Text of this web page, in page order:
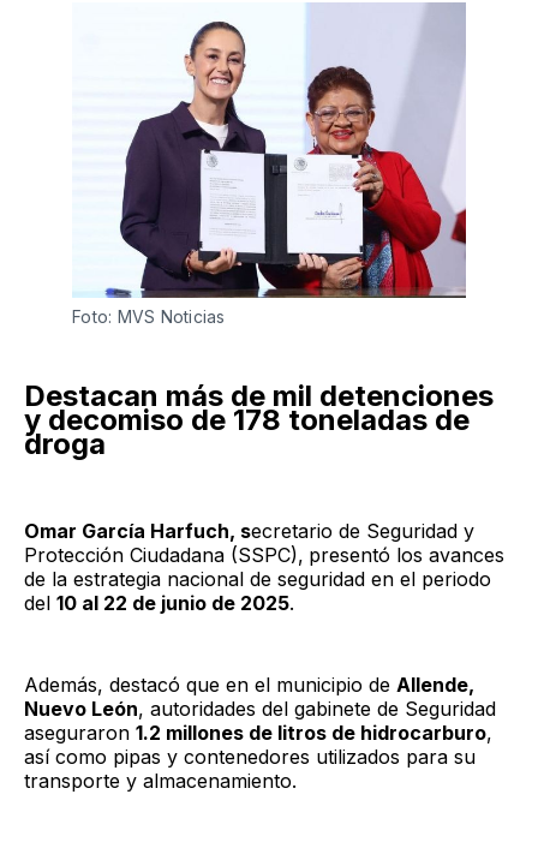
Foto: MVS Noticias
Destacan más de mil detenciones
y decomiso de 178 toneladas de
droga
Omar García Harfuch, secretario de Seguridad y
Protección Ciudadana (SSPC), presentó los avances
de la estrategia nacional de seguridad en el periodo
del 10 al 22 de junio de 2025.
Además, destacó que en el municipio de Allende,
Nuevo León, autoridades del gabinete de Seguridad
aseguraron 1.2 millones de litros de hidrocarburo,
así como pipas y contenedores utilizados para su
transporte y almacenamiento.